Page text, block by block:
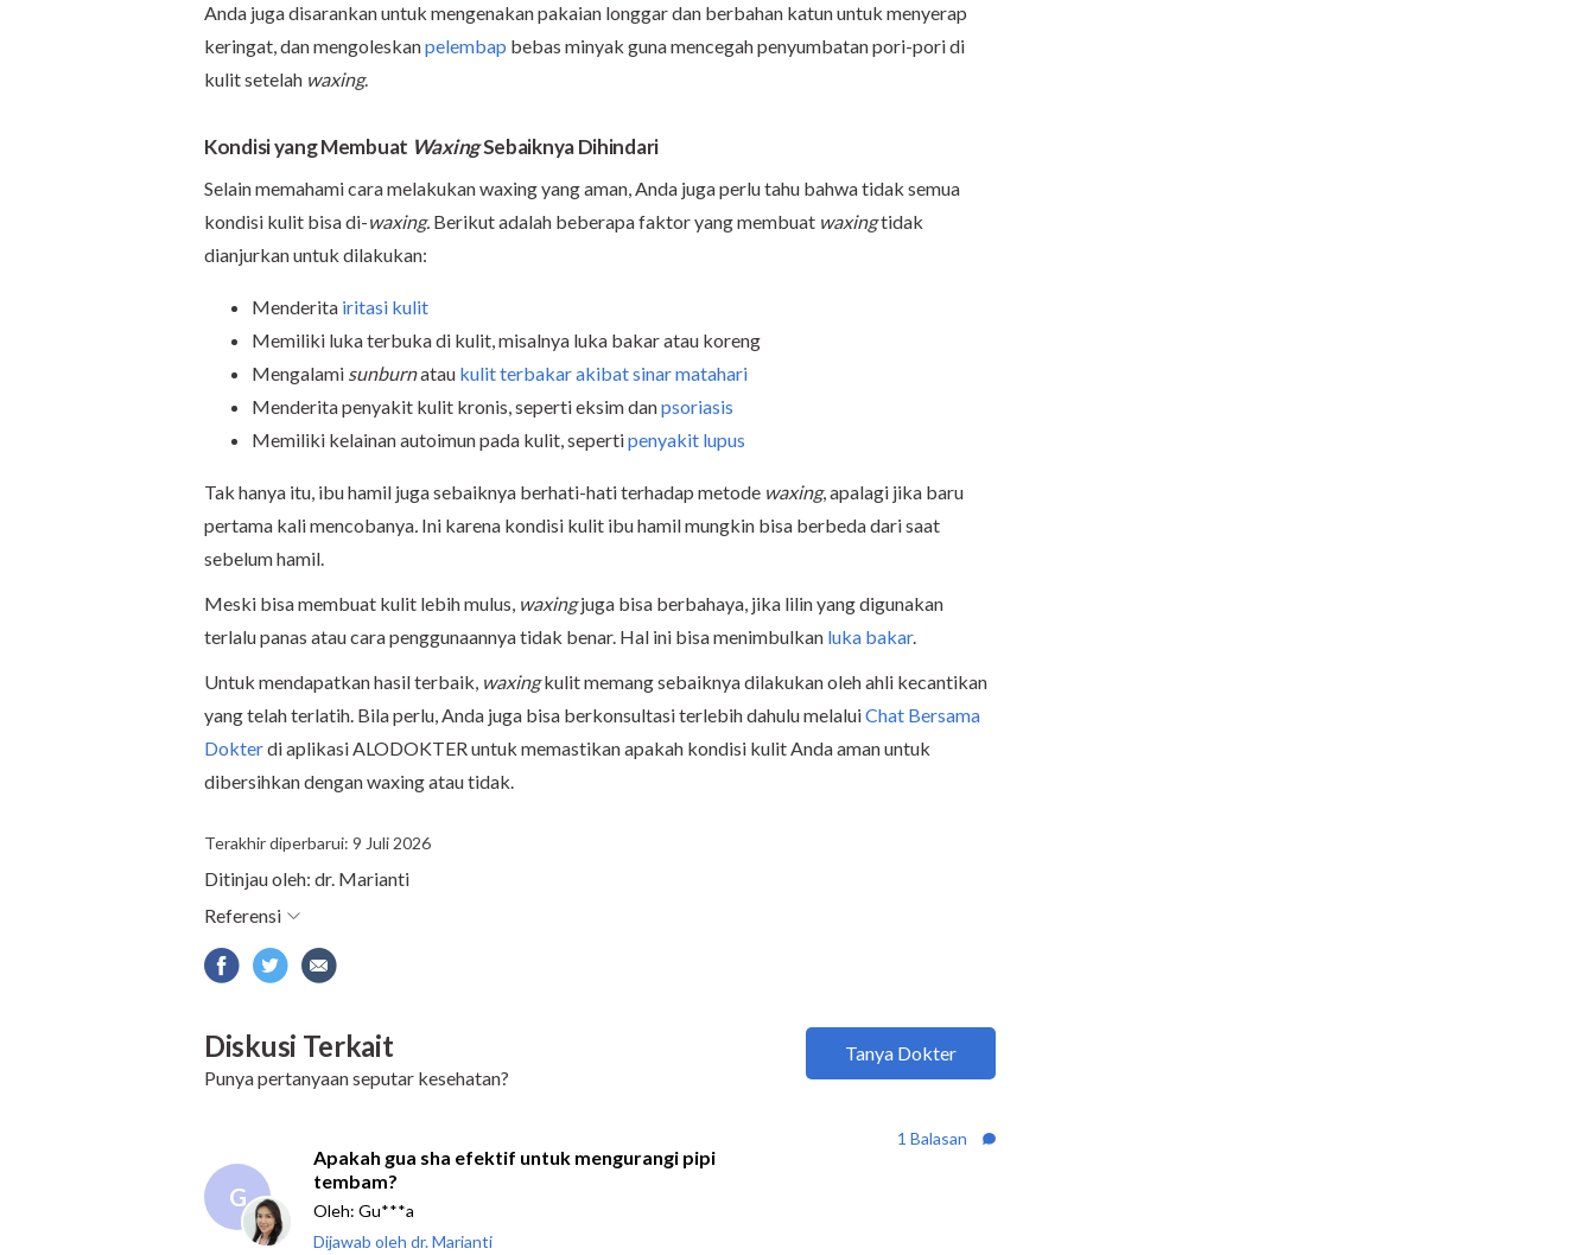
Anda juga disarankan untuk mengenakan pakaian longgar dan berbahan katun untuk menyerap
keringat, dan mengoleskanpelembap bebas minyak guna mencegah penyumbatan pori-pori di
kulit setelah waxing.
Kondisi yang Membuat WaxingSebaiknya Dihindari
Selain memahami cara melakukan waxing yang aman, Anda juga perlu tahu bahwa tidak semua
kondisi kulit bisa di-waxing. Berikut adalah beberapa faktor yang membuat waxingtidak
dianjurkan untuk dilakukan:
Menderita iritasi kulit
Memiliki luka terbuka di kulit, misalnya luka bakar atau koreng
Mengalami sunburnatau kulit terbakar akibat sinar matahari
Menderita penyakit kulit kronis, seperti eksim danpsoriasis
Memiliki kelainan autoimun pada kulit, sepertipenyakit lupus
Tak hanya itu, ibu hamil juga sebaiknya berhati-hati terhadap metode waxing, apalagi jika baru
pertama kali mencobanya. Ini karena kondisi kulit ibu hamil mungkin bisa berbeda dari saat
sebelum hamil.
Meski bisa membuat kulit lebih mulus, waxingjuga bisa berbahaya, jika lilin yang digunakan
terlalu panas atau cara penggunaannya tidak benar. Hal ini bisa menimbulkan luka bakar.
Untuk mendapatkan hasil terbaik, waxingkulit memang sebaiknya dilakukan oleh ahli kecantikan
yang telah terlatih. Bila perlu, Anda juga bisa berkonsultasi terlebih dahulu melaluiChat Bersama
Dokterdi aplikasi ALODOKTER untuk memastikan apakah kondisi kulit Anda aman untuk
dibersihkan dengan waxing atau tidak.
Terakhir diperbarui: 9 Juli 2026